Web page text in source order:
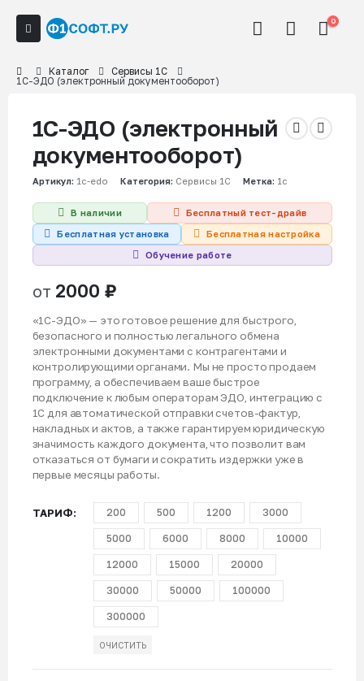
0
Каталог
Сервисы 1С
1С-ЭДО (электронный документооборот)
1С-ЭДО (электронный
документооборот)
Артикул: 1c-edo Категория: Сервисы 1С Метка: 1c
В наличии
Бесплатный тест-драйв
Бесплатная установка
Бесплатная настройка
Обучение работе
от 2000 ₽
«1С-ЭДО» — это готовое решение для быстрого,
безопасного и полностью легального обмена
электронными документами с контрагентами и
контролирующими органами. Мы не просто продаем
программу, а обеспечиваем ваше быстрое
подключение к любым операторам ЭДО, интеграцию с
1С для автоматической отправки счетов-фактур,
накладных и актов, а также гарантируем юридическую
значимость каждого документа, что позволит вам
отказаться от бумаги и сократить издержки уже в
первые месяцы работы.
ТАРИФ 200 500 1200 3000
5000 6000 8000 10000
12000 15000 20000
30000 50000 100000
300000
ОЧИСТИТЬ